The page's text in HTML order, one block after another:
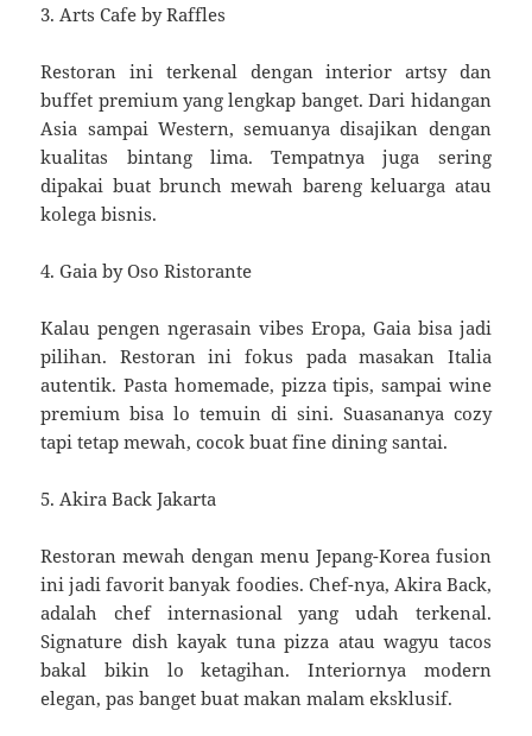
3. Arts Cafe by Raffles
Restoran ini terkenal dengan interior artsy dan
buffet premium yang lengkap banget. Dari hidangan
Asia sampai Western, semuanya disajikan dengan
kualitas bintang lima. Tempatnya juga sering
dipakai buat brunch mewah bareng keluarga atau
kolega bisnis.
4. Gaia by Oso Ristorante
Kalau pengen ngerasain vibes Eropa, Gaia bisa jadi
pilihan. Restoran ini fokus pada masakan Italia
autentik. Pasta homemade, pizza tipis, sampai wine
premium bisa lo temuin di sini. Suasananya cozy
tapi tetap mewah, cocok buat fine dining santai.
5. Akira Back Jakarta
Restoran mewah dengan menu Jepang-Korea fusion
ini jadi favorit banyak foodies. Chef-nya, Akira Back,
adalah chef internasional yang udah terkenal.
Signature dish kayak tuna pizza atau wagyu tacos
bakal bikin lo ketagihan. Interiornya modern
elegan, pas banget buat makan malam eksklusif.